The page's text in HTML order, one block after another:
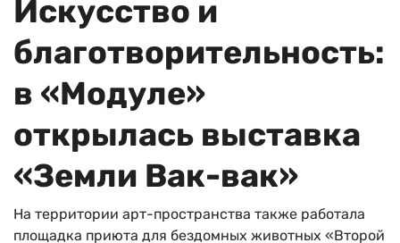
Искусство и
благотворительность:
в «Модуле»
открылась выставка
«Земли Вак-вак»
На территории арт-пространства также работала
площадка приюта для бездомных животных «Второй